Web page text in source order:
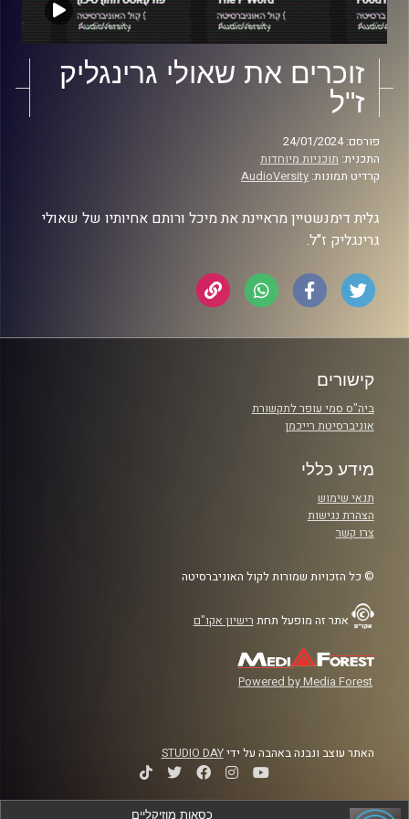
זוכרים את שאולי גרינגליק
ז"ל
פורסם: 24/01/2024
התכנית: תוכניות מיוחדות
קרדיט תמונות: AudioVersity
גלית דימנשטיין מראיינת את מיכל ורותם אחיותיו של שאולי
גרינגליק ז"ל.
קישורים
ביה"ס סמי עופר לתקשורת
אוניברסיטת רייכמן
מידע כללי
תנאי שימוש
הצהרת נגישות
צרו קשר
© כל הזכויות שמורות לקול האוניברסיטה
אתר זה מופעל תחת רישיון אקו"ם
Powered by Media Forest
האתר עוצב ונבנה באהבה על ידיSTUDIO DAY
כסאות מוזיקליים